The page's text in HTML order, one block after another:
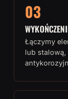
03
Łączymy
lub stalową,